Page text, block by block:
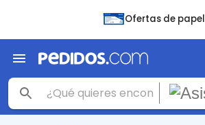
Ofertas de papel